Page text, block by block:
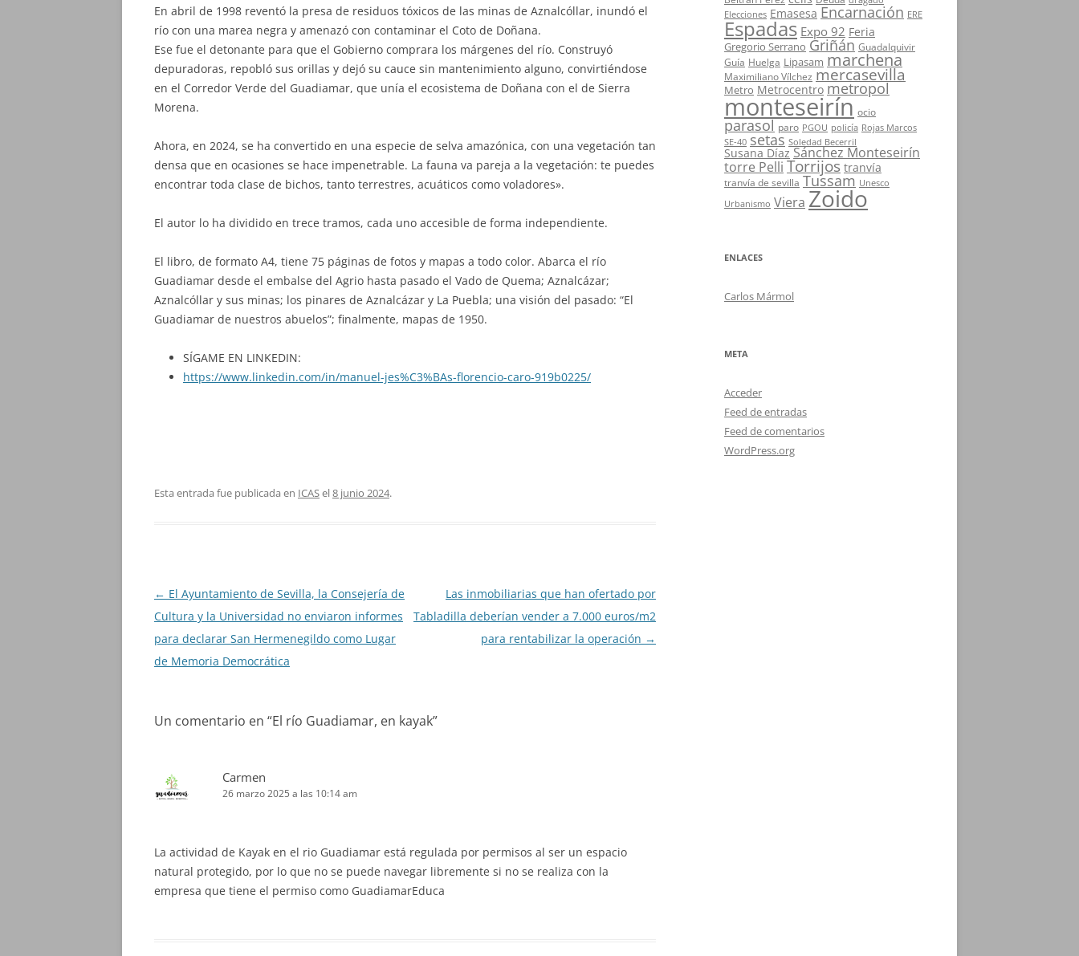
En abril de 1998 reventó la presa de residuos tóxicos de las minas de Aznalcóllar, inundó el
río con una marea negra y amenazó con contaminar el Coto de Doñana.
Ese fue el detonante para que el Gobierno comprara los márgenes del río. Construyó
depuradoras, repobló sus orillas y dejó su cauce sin mantenimiento alguno, convirtiéndose
en el Corredor Verde del Guadiamar, que unía el ecosistema de Doñana con el de Sierra
Morena.
Ahora, en 2024, se ha convertido en una especie de selva amazónica, con una vegetación tan
densa que en ocasiones se hace impenetrable. La fauna va pareja a la vegetación: te puedes
encontrar toda clase de bichos, tanto terrestres, acuáticos como voladores».
El autor lo ha dividido en trece tramos, cada uno accesible de forma independiente.
El libro, de formato A4, tiene 75 páginas de fotos y mapas a todo color. Abarca el río
Guadiamar desde el embalse del Agrio hasta pasado el Vado de Quema; Aznalcázar;
Aznalcóllar y sus minas; los pinares de Aznalcázar y La Puebla; una visión del pasado: “El
Guadiamar de nuestros abuelos”; finalmente, mapas de 1950.
SÍGAME EN LINKEDIN:
https://www.linkedin.com/in/manuel-jes%C3%BAs-florencio-caro-919b0225/
Esta entrada fue publicada en ICASel8 junio 2024.
Navegación
de
entradas
← El Ayuntamiento de Sevilla, la Consejería de
Cultura y la Universidad no enviaron informes
para declarar San Hermenegildo como Lugar
de Memoria Democrática
Las inmobiliarias que han ofertado por
Tabladilla deberían vender a 7.000 euros/m2
para rentabilizar la operación →
Un comentario en “El río Guadiamar, en kayak”
Carmen
26 marzo 2025 a las 10:14 am
La actividad de Kayak en el rio Guadiamar está regulada por permisos al ser un espacio
natural protegido, por lo que no se puede navegar libremente si no se realiza con la
empresa que tiene el permiso como GuadiamarEduca
Elecciones Emasesa Encarnación ERE
Espadas Expo 92 Feria
Gregorio Serrano Griñán Guadalquivir
Guía Huelga Lipasam marchena
Maximiliano Vílchez mercasevilla
Metro Metrocentro metropol
monteseirín ocio
parasol paro PGOU policía Rojas Marcos
SE-40 setas Soledad Becerril
Susana Díaz Sánchez Monteseirín
torre Pelli Torrijos tranvía
tranvía de sevilla Tussam Unesco
Urbanismo Viera Zoido
ENLACES
Carlos Mármol
META
Acceder
Feed de entradas
Feed de comentarios
WordPress.org